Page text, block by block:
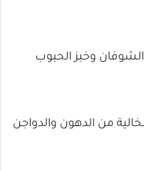
وخبز الحبوب
من الدهون والدواجن